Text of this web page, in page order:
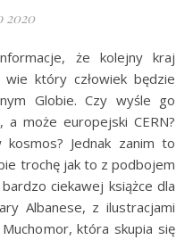
2020
który człowiek będzie
Globie. Czy wyśle go
a może europejski CERN?
Jednak zanim to
trochę jak to z podbojem
ciekawej książce dla
Albanese, z ilustracjami
która skupia się